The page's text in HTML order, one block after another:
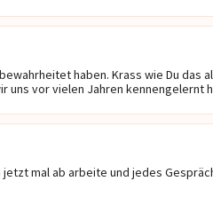
haben. Krass wie Du das
uns vor vielen Jahren kennengelernt
mal ab arbeite und jedes